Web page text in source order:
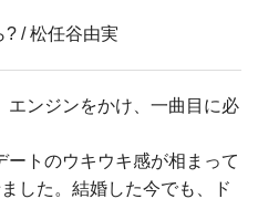
? / 松任谷由実
エンジンをかけ、一曲目に必
トのウキウキ感が相まって
した。結婚した今でも、ド